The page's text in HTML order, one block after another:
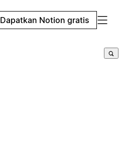
Dapatkan Notion gratis